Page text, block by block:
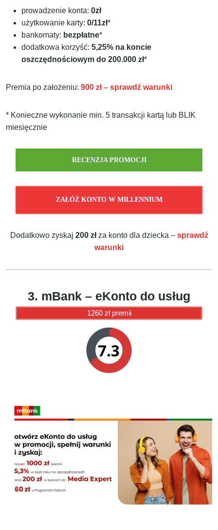
prowadzenie konta:0zł
użytkowanie karty:0/11zł*
bankomaty: bezpłatne*
dodatkowa korzyść:5,25% na koncie
oszczędnościowym do 200.000 zł*
Premia po założeniu:900 zł – sprawdź warunki
* Konieczne wykonanie min. 5 transakcji kartą lub BLIK
miesięcznie
RECENZJA PROMOCJI
ZAŁÓŻ KONTO W MILLENNIUM
Dodatkowo zyskaj 200 złza konto dla dziecka – sprawdź
warunki
3. mBank – eKonto do usług
1260 zł premii